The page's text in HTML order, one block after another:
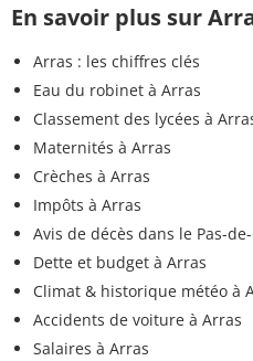
En savoir plus sur
Arras : les chiffres clés
Eau du robinet à Arras
Classement des lycées à
Maternités à Arras
Crèches à Arras
Impôts à Arras
Avis de décès dans le Pas-
Dette et budget à Arras
Climat & historique météo à
Accidents de voiture à Arras
Salaires à Arras